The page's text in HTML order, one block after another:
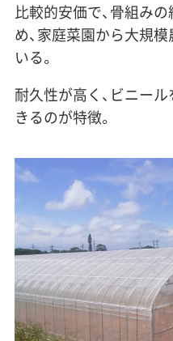
比較的安価で、骨組み
め、家庭菜園から大規
いる。
耐久性が高く、ビニー
きるのが特徴。